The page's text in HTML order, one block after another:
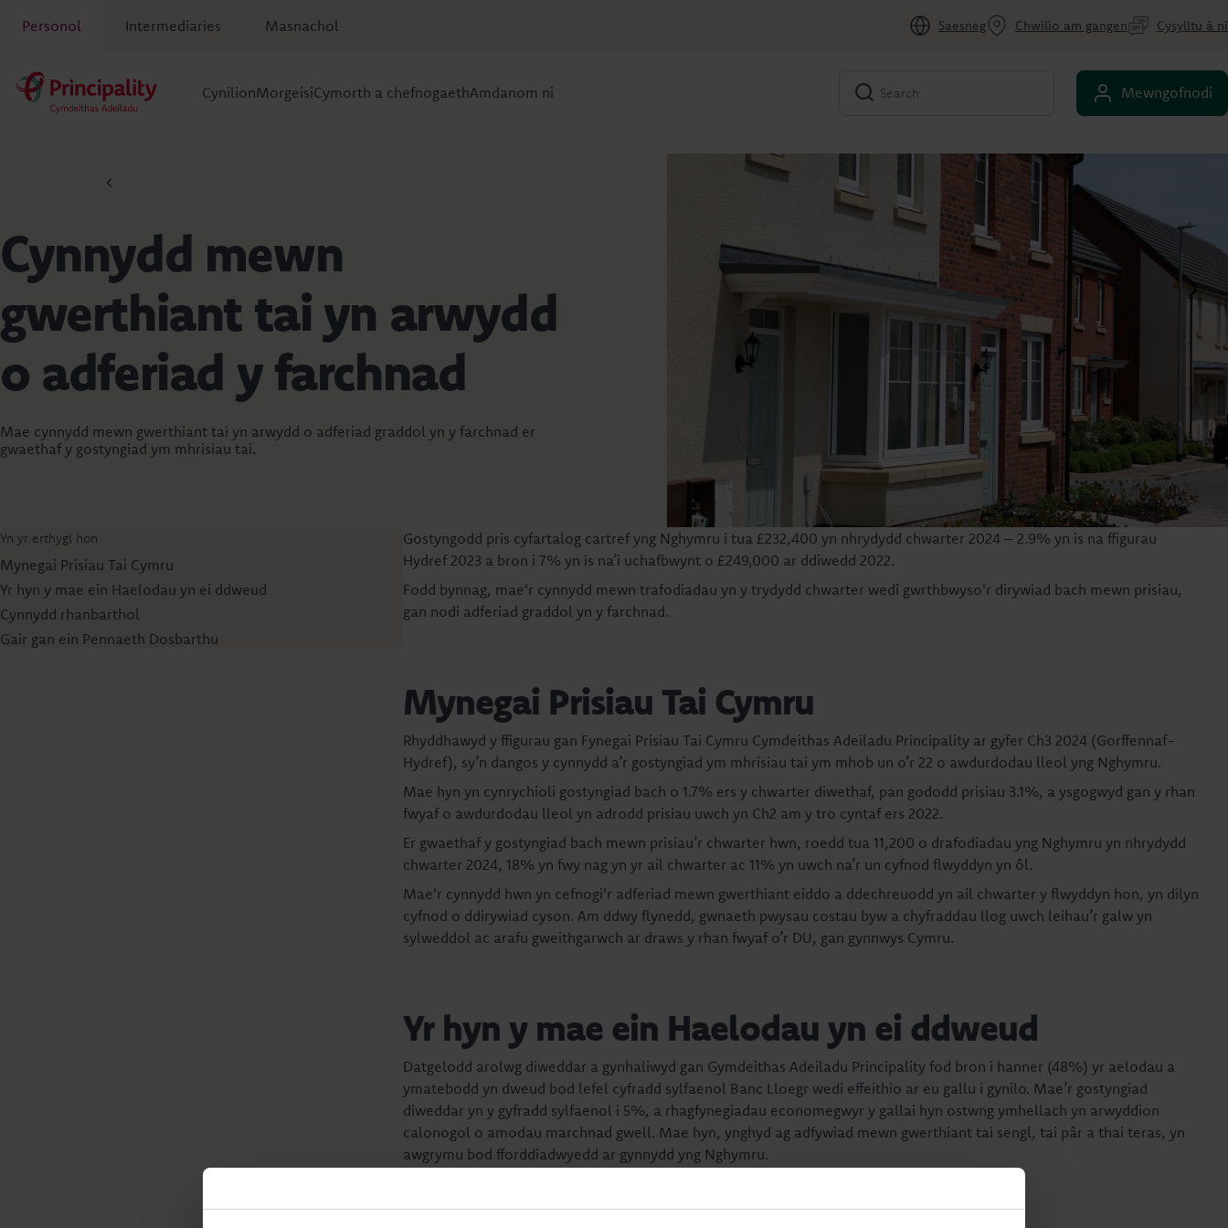
Personol Intermediaries Masnachol Saesneg Chwilio am gangen Cysylltu â ni
CynilionMorgeisiCymorth a chefnogaethAmdanom ni Mewngofnodi
Cynnydd mewn
gwerthiant tai yn arwydd
o adferiad y farchnad
Mae cynnydd mewn gwerthiant tai yn arwydd o adferiad graddol yn y farchnad er
gwaethaf y gostyngiad ym mhrisiau tai.
Yn yr erthygl hon
Mynegai Prisiau Tai Cymru
Yr hyn y mae ein Haelodau yn ei ddweud
Cynnydd rhanbarthol
Gair gan ein Pennaeth Dosbarthu
Gostyngodd pris cyfartalog cartref yng Nghymru i tua £232,400 yn nhrydydd chwarter 2024 – 2.9% yn is na ffigurau
Hydref 2023 a bron i 7% yn is na’i uchafbwynt o £249,000 ar ddiwedd 2022.
Fodd bynnag, mae'r cynnydd mewn trafodiadau yn y trydydd chwarter wedi gwrthbwyso'r dirywiad bach mewn prisiau,
gan nodi adferiad graddol yn y farchnad.
Mynegai Prisiau Tai Cymru
Rhyddhawyd y ffigurau gan Fynegai Prisiau Tai Cymru Cymdeithas Adeiladu Principality ar gyfer Ch3 2024 (Gorffennaf-
Hydref), sy’n dangos y cynnydd a’r gostyngiad ym mhrisiau tai ym mhob un o’r 22 o awdurdodau lleol yng Nghymru.
Mae hyn yn cynrychioli gostyngiad bach o 1.7% ers y chwarter diwethaf, pan gododd prisiau 3.1%, a ysgogwyd gan y rhan
fwyaf o awdurdodau lleol yn adrodd prisiau uwch yn Ch2 am y tro cyntaf ers 2022.
Er gwaethaf y gostyngiad bach mewn prisiau’r chwarter hwn, roedd tua 11,200 o drafodiadau yng Nghymru yn nhrydydd
chwarter 2024, 18% yn fwy nag yn yr ail chwarter ac 11% yn uwch na’r un cyfnod flwyddyn yn ôl.
Mae'r cynnydd hwn yn cefnogi'r adferiad mewn gwerthiant eiddo a ddechreuodd yn ail chwarter y flwyddyn hon, yn dilyn
cyfnod o ddirywiad cyson. Am ddwy flynedd, gwnaeth pwysau costau byw a chyfraddau llog uwch leihau’r galw yn
sylweddol ac arafu gweithgarwch ar draws y rhan fwyaf o’r DU, gan gynnwys Cymru.
Yr hyn y mae ein Haelodau yn ei ddweud
Datgelodd arolwg diweddar a gynhaliwyd gan Gymdeithas Adeiladu Principality fod bron i hanner (48%) yr aelodau a
ymatebodd yn dweud bod lefel cyfradd sylfaenol Banc Lloegr wedi effeithio ar eu gallu i gynilo. Mae’r gostyngiad
diweddar yn y gyfradd sylfaenol i 5%, a rhagfynegiadau economegwyr y gallai hyn ostwng ymhellach yn arwyddion
calonogol o amodau marchnad gwell. Mae hyn, ynghyd ag adfywiad mewn gwerthiant tai sengl, tai pâr a thai teras, yn
awgrymu bod fforddiadwyedd ar gynnydd yng Nghymru.